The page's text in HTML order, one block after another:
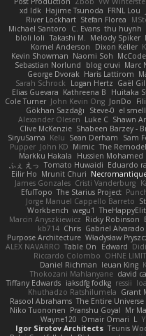
xd Idk Hajime Tsunoda FRNL Lou
River Lockhart Stefan Florea
Michael Santoro
C. Evans thu huynh
bloli loli Takashi M. Melody Spiker
Kornel Anderson
Dixon Keller
Kevin Showman Naomi Soh
Sebastian Norlund
blog cruvi Marc
George Dvorak Haris Lattirom
Sarah Schrock
Logan Hertz Gaël
Elias Guevara Kathreena B Huitaka
Cole Turner John Kevin Ong JonDo
Gökhan Sazdağı
Steve-0 el
Alexander Olesen Luke C Shawn
Clive McKenzie Shabeen Barzey -
SiryuSama Kelu Sean Derham Sam
Pupper John KD Mimic The
Markku Hakala
Hussien Mohamed
ふぇ えっ Tomato Huwaidi Eduardo
Eilir Ho Mrunit Churi
James Gonzales Cristi Vanderburg
EfulTopo The Starius Project
Jorge Manuel Cappello Barreto
Workbench wegu1
Marcin Anyszkiewicz Ricky Robinson
kb714 Chris Gabriel Alvarado
Purpose Architecture Władysław
ALEX NAVARRO Table On Edward
Riccardo Colombo OHNE LIMIT
Daniel Richman Ieuan King
Thokozani Mahlanyane david
Tiffany Edwards iaksdfg fodkg ressii
Khuthadzo Ratshilumela Grant
Rasool Abrahams The Entire Universe
Niko Tuononen Pranshu Goyal Mr
Wayne120 Omair Omari L
Igor Sirotov Architects Teunis